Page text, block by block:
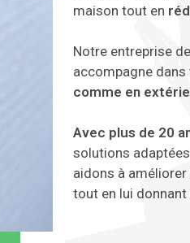
maison tout en
Notre entreprise
accompagne
comme en
Avec plus de 20
solutions
aidons à
tout en lui